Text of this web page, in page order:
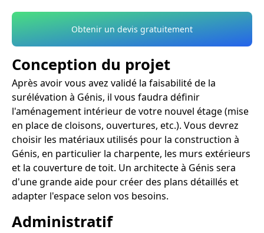
Obtenir un devis gratuitement
Conception du projet
Après avoir vous avez validé la faisabilité de la
surélévation à Génis, il vous faudra définir
l'aménagement intérieur de votre nouvel étage (mise
en place de cloisons, ouvertures, etc.). Vous devrez
choisir les matériaux utilisés pour la construction à
Génis, en particulier la charpente, les murs extérieurs
et la couverture de toit. Un architecte à Génis sera
d'une grande aide pour créer des plans détaillés et
adapter l'espace selon vos besoins.
Administratif